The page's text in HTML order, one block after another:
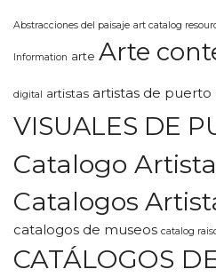
Abstracciones del paisaje art catalog
Information arte Arte
digital artistas artistas de puerto
VISUALES DE
Catalogo
Catalogos
catalogos de museos catalog
CATÁLOGOS